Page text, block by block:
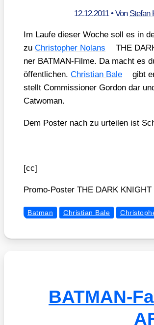
12.12.2011• Von Stefan
Im Lau­fe die­ser Woche soll es in
zu Chris­to­pher Nolans
THE
ner BAT­MAN-Fil­me. Da macht es
öf­fent­li­chen. Chris­ti­an Bale gibt
stellt Com­mis­sio­ner Gor­don dar
Cat­wo­man.
Dem Pos­ter nach zu urtei­len ist
[cc]
Pro­mo-Pos­ter THE DARK
Batman Christian Bale
BATMAN-